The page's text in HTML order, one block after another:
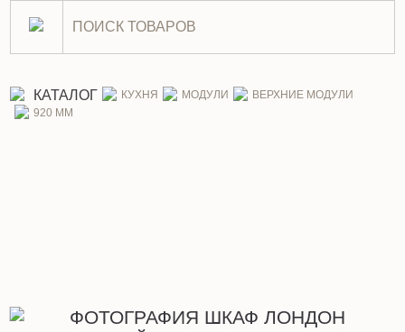
Шкаф Лондон верхний
КАТАЛОГ КУХНЯ МОДУЛИ
ВЕРХНИЕ МОДУЛИ
920 ММ